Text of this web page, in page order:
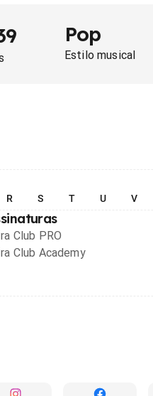
Pop
Estilo musical
R S T U V
Club PRO
Club Academy